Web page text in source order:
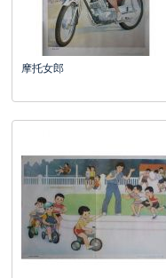
摩托女郎